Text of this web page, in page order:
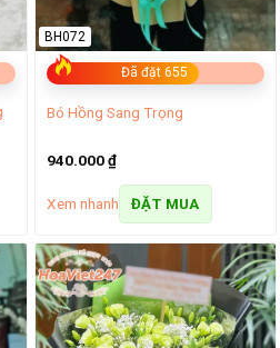
Đã đặt 655
BH072
Bó Hồng Sang Trọng
940.000₫
Xem nhanh ĐẶT MUA